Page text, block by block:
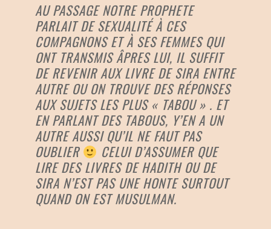
AU PASSAGE NOTRE PROPHETE
PARLAIT DE SEXUALITÉ À CES
COMPAGNONS ET À SES FEMMES QUI
ONT TRANSMIS ÂPRES LUI, IL SUFFIT
DE REVENIR AUX LIVRE DE SIRA ENTRE
AUTRE OU ON TROUVE DES RÉPONSES
AUX SUJETS LES PLUS « TABOU » . ET
EN PARLANT DES TABOUS, Y’EN A UN
AUTRE AUSSI QU’IL NE FAUT PAS
OUBLIER
CELUI D’ASSUMER QUE
LIRE DES LIVRES DE HADITH OU DE
SIRA N’EST PAS UNE HONTE SURTOUT
QUAND ON EST MUSULMAN.